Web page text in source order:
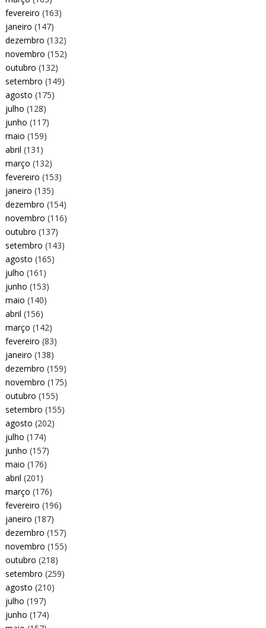
fevereiro (163)
janeiro (147)
dezembro (132)
novembro (152)
outubro (132)
setembro (149)
agosto (175)
julho (128)
junho (117)
maio (159)
abril (131)
março (132)
fevereiro (153)
janeiro (135)
dezembro (154)
novembro (116)
outubro (137)
setembro (143)
agosto (165)
julho (161)
junho (153)
maio (140)
abril (156)
março (142)
fevereiro (83)
janeiro (138)
dezembro (159)
novembro (175)
outubro (155)
setembro (155)
agosto (202)
julho (174)
junho (157)
maio (176)
abril (201)
março (176)
fevereiro (196)
janeiro (187)
dezembro (157)
novembro (155)
outubro (218)
setembro (259)
agosto (210)
julho (197)
junho (174)